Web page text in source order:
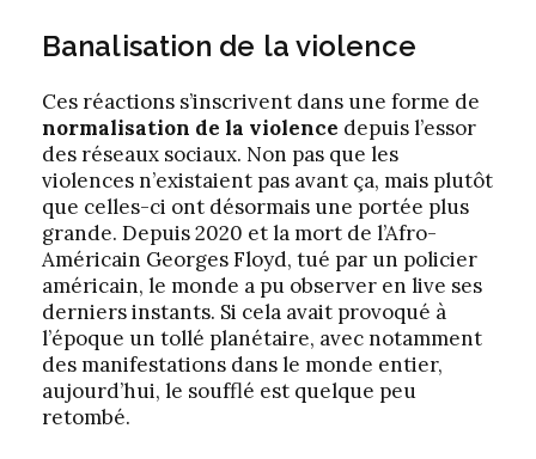
Banalisation de la violence
Ces réactions s’inscrivent dans une forme de
normalisation de la violence depuis l’essor
des réseaux sociaux. Non pas que les
violences n’existaient pas avant ça, mais plutôt
que celles-ci ont désormais une portée plus
grande. Depuis 2020 et la mort de l’Afro-
Américain Georges Floyd, tué par un policier
américain, le monde a pu observer en live ses
derniers instants. Si cela avait provoqué à
l’époque un tollé planétaire, avec notamment
des manifestations dans le monde entier,
aujourd’hui, le soufflé est quelque peu
retombé.